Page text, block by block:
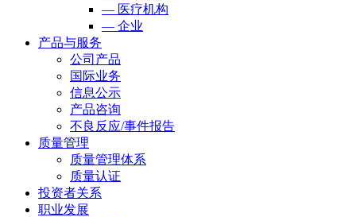
— 医疗机构
— 企业
产品与服务
公司产品
国际业务
信息公示
产品咨询
不良反应/事件报告
质量管理
质量管理体系
质量认证
投资者关系
职业发展